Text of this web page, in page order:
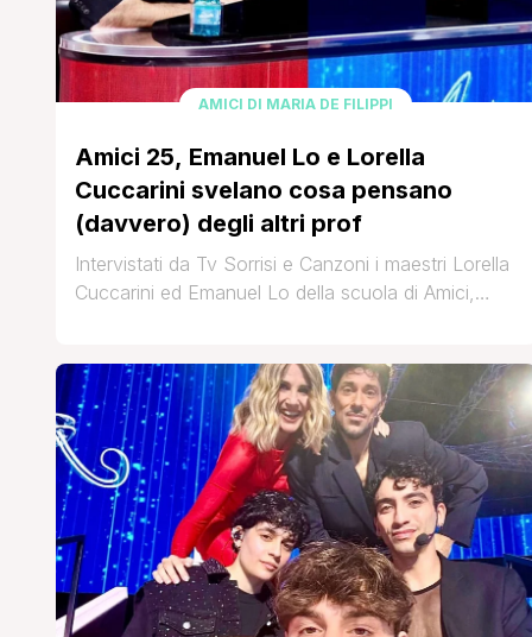
AMICI DI MARIA DE FILIPPI
Amici 25, Emanuel Lo e Lorella
Cuccarini svelano cosa pensano
(davvero) degli altri prof
Intervistati da Tv Sorrisi e Canzoni i maestri Lorella
Cuccarini ed Emanuel Lo della scuola di Amici,
sarà la finale e i due insegnanti hanno detto la loro
riguardo al loro percorso, agli altri insegnanti e chi
preferiscono [']